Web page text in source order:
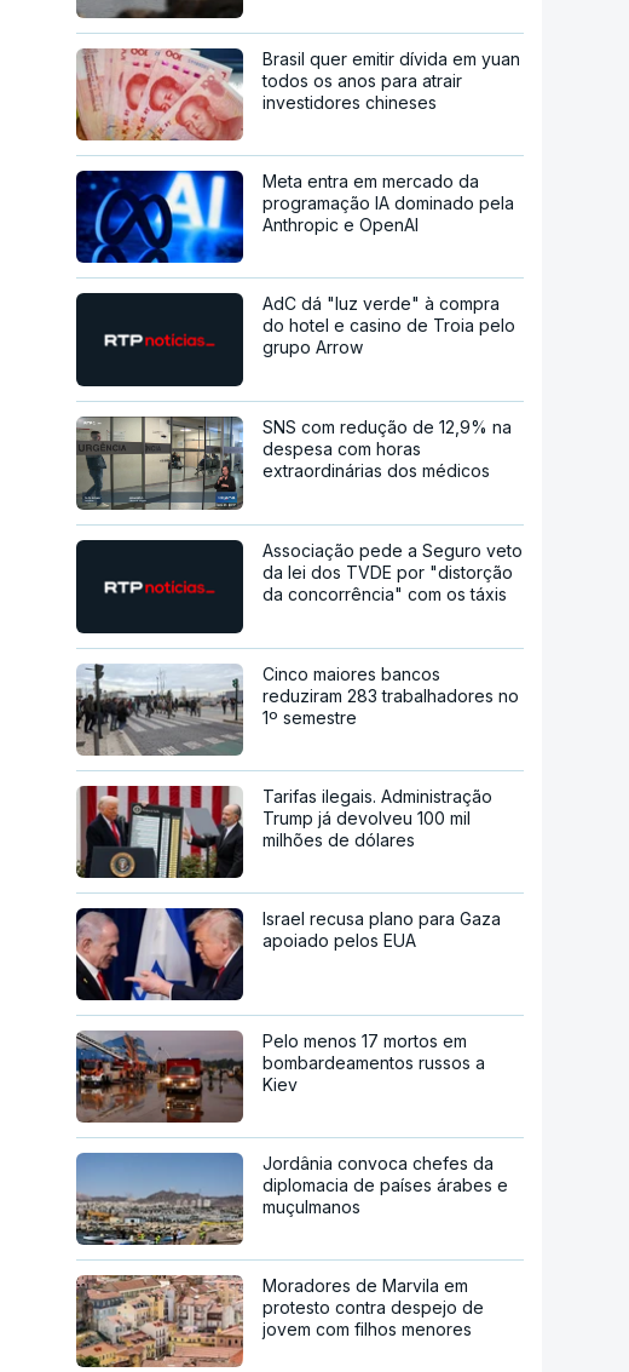
Brasil quer emitir dívida em yuan
todos os anos para atrair
investidores chineses
Meta entra em mercado da
programação IA dominado pela
Anthropic e OpenAI
AdC dá "luz verde" à compra
do hotel e casino de Troia pelo
grupo Arrow
SNS com redução de 12,9% na
despesa com horas
extraordinárias dos médicos
Associação pede a Seguro veto
da lei dos TVDE por "distorção
da concorrência" com os táxis
Cinco maiores bancos
reduziram 283 trabalhadores no
1º semestre
Tarifas ilegais. Administração
Trump já devolveu 100 mil
milhões de dólares
Israel recusa plano para Gaza
apoiado pelos EUA
Pelo menos 17 mortos em
bombardeamentos russos a
Kiev
Jordânia convoca chefes da
diplomacia de países árabes e
muçulmanos
Moradores de Marvila em
protesto contra despejo de
jovem com filhos menores